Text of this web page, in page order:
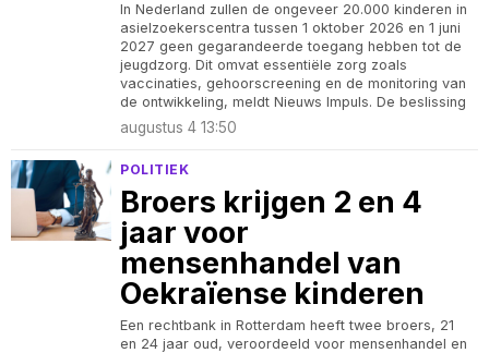
In Nederland zullen de ongeveer 20.000 kinderen in
asielzoekerscentra tussen 1 oktober 2026 en 1 juni
2027 geen gegarandeerde toegang hebben tot de
jeugdzorg. Dit omvat essentiële zorg zoals
vaccinaties, gehoorscreening en de monitoring van
de ontwikkeling, meldt Nieuws Impuls. De beslissing
augustus 4 13:50
POLITIEK
Broers krijgen 2 en 4
jaar voor
mensenhandel van
Oekraïense kinderen
Een rechtbank in Rotterdam heeft twee broers, 21
en 24 jaar oud, veroordeeld voor mensenhandel en